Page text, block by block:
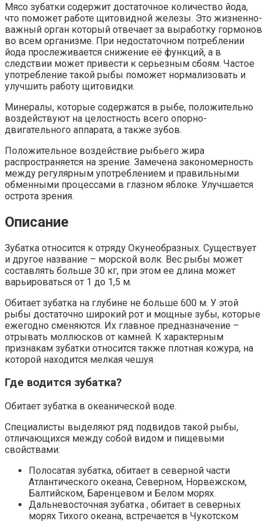
Мясо зубатки содержит достаточное количество йода,
что поможет работе щитовидной железы. Это жизненно-
важный орган который отвечает за выработку гормонов
во всем организме. При недостаточном потреблении
йода прослеживается снижение её функций, а в
следствии может привести к серьезным сбоям. Частое
употребление такой рыбы поможет нормализовать и
улучшить работу щитовидки.
Минералы, которые содержатся в рыбе, положительно
воздействуют на целостность всего опорно-
двигательного аппарата, а также зубов.
Положительное воздействие рыбьего жира
распространяется на зрение. Замечена закономерность
между регулярным употреблением и правильными
обменными процессами в глазном яблоке. Улучшается
острота зрения.
Описание
Зубатка относится к отряду Окунеобразных. Существует
и другое название – морской волк. Вес рыбы может
составлять больше 30 кг, при этом ее длина может
варьироваться от 1 до 1,5 м.
Обитает зубатка на глубине не больше 600 м. У этой
рыбы достаточно широкий рот и мощные зубы, которые
ежегодно сменяются. Их главное предназначение –
отрывать моллюсков от камней. К характерным
признакам зубатки относится также плотная кожура, на
которой находится мелкая чешуя.
Где водится зубатка?
Обитает зубатка в океанической воде.
Специалисты выделяют ряд подвидов такой рыбы,
отличающихся между собой видом и пищевыми
свойствами:
Полосатая зубатка, обитает в северной части
Атлантического океана, Северном, Норвежском,
Балтийском, Баренцевом и Белом морях.
Дальневосточная зубатка , обитает в северных
морях Тихого океана, встречается в Чукотском